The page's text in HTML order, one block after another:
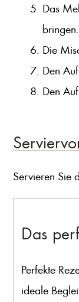
Das
Die
Den
Den
Servieren Sie
Das
Perfekte
ideale